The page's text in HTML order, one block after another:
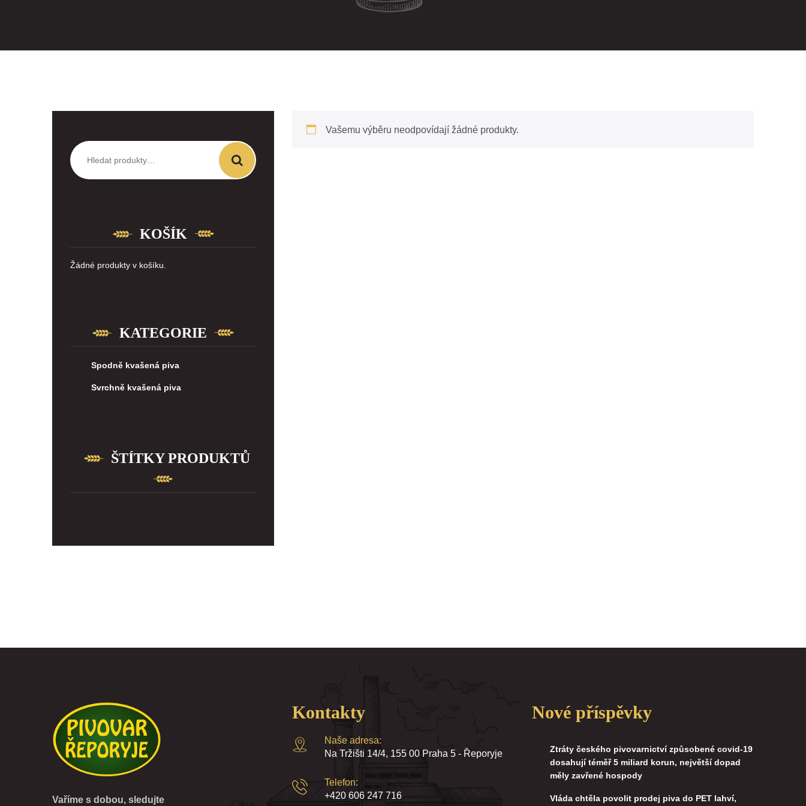
Vašemu výběru neodpovídají žádné produkty.
Hledat:
KOŠÍK
Žádné produkty v košíku.
KATEGORIE
Spodně kvašená piva
Svrchně kvašená piva
ŠTÍTKY PRODUKTŮ
Vaříme s dobou, sledujte
Kontakty
Naše adresa:
Na Tržišti 14/4, 155 00 Praha 5 - Řeporyje
Telefon:
+420 606 247 716
Nové příspěvky
Ztráty českého pivovarnictví způsobené covid-19
dosahují téměř 5 miliard korun, největší dopad
měly zavřené hospody
Vláda chtěla povolit prodej piva do PET lahví,